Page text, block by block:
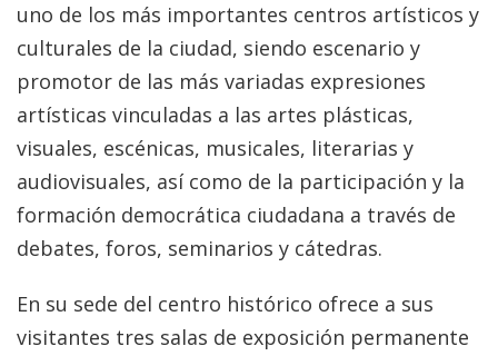
uno de los más importantes centros artísticos y
culturales de la ciudad, siendo escenario y
promotor de las más variadas expresiones
artísticas vinculadas a las artes plásticas,
visuales, escénicas, musicales, literarias y
audiovisuales, así como de la participación y la
formación democrática ciudadana a través de
debates, foros, seminarios y cátedras.
En su sede del centro histórico ofrece a sus
visitantes tres salas de exposición permanente